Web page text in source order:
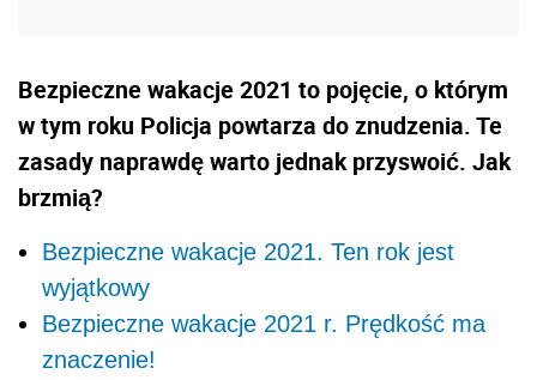
Bezpieczne wakacje 2021 to pojęcie, o którym
w tym roku Policja powtarza do znudzenia. Te
zasady naprawdę warto jednak przyswoić. Jak
brzmią?
Bezpieczne wakacje 2021. Ten rok jest
wyjątkowy
Bezpieczne wakacje 2021 r. Prędkość ma
znaczenie!